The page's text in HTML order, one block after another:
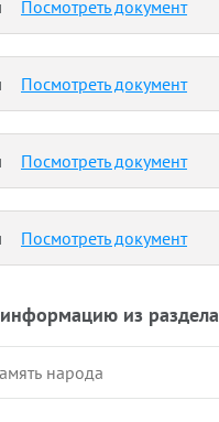
Посмотреть документ
Посмотреть документ
Посмотреть документ
Посмотреть документ
из раздела